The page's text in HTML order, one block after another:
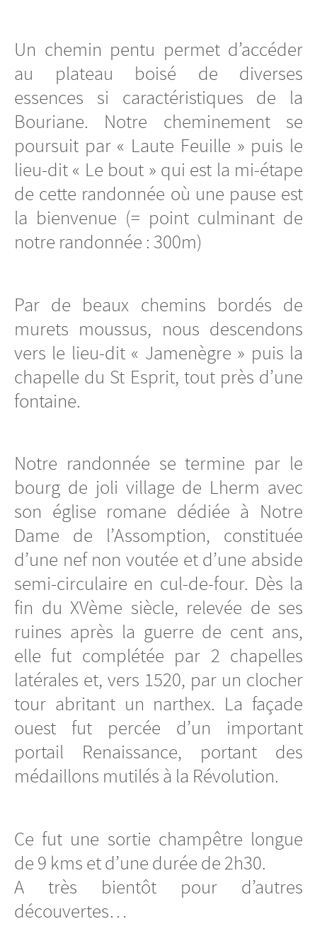
Un chemin pentu permet d’accéder
au plateau boisé de diverses
essences si caractéristiques de la
Bouriane. Notre cheminement se
poursuit par « Laute Feuille » puis le
lieu-dit « Le bout » qui est la mi-étape
de cette randonnée où une pause est
la bienvenue (= point culminant de
notre randonnée : 300m)
Par de beaux chemins bordés de
murets moussus, nous descendons
vers le lieu-dit « Jamenègre » puis la
chapelle du St Esprit, tout près d’une
fontaine.
Notre randonnée se termine par le
bourg de joli village de Lherm avec
son église romane dédiée à Notre
Dame de l’Assomption, constituée
d’une nef non voutée et d’une abside
semi-circulaire en cul-de-four. Dès la
fin du XVème siècle, relevée de ses
ruines après la guerre de cent ans,
elle fut complétée par 2 chapelles
latérales et, vers 1520, par un clocher
tour abritant un narthex. La façade
ouest fut percée d’un important
portail Renaissance, portant des
médaillons mutilés à la Révolution.
Ce fut une sortie champêtre longue
de 9 kms et d’une durée de 2h30.
A très bientôt pour d’autres
découvertes…